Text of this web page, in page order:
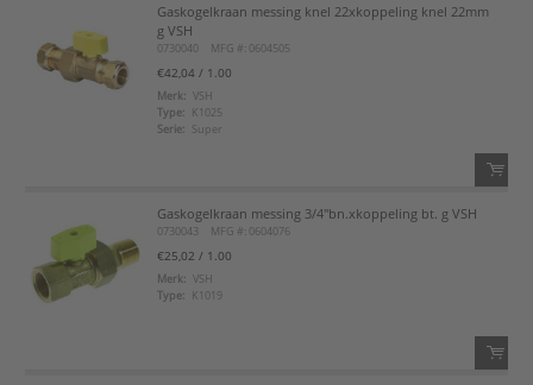
QTY:
Voeg toe aan favorietenlijst
Gaskogelkraan messing knel 22xkoppeling knel 22mm
g VSH
0730040 MFG #: 0604505
€42,04 / 1.00
Merk: VSH
Type:
K1025
Serie:
Super
QTY:
Gaskogelkraan messing 3/4"bn.xkoppeling bt. g VSH
0730043 MFG #: 0604076
€25,02 / 1.00
Merk: VSH
Type:
K1019